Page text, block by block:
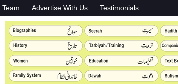
Team Advertise With Us Testimonials